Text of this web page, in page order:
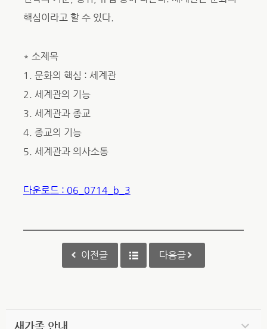
핵심이라고 할 수 있다.
* 소제목
1. 문화의 핵심 : 세계관
2. 세계관의 기능
3. 세계관과 종교
4. 종교의 기능
5. 세계관과 의사소통
다운로드 : 06_0714_b_3
이전글 다음글
새가족 안내